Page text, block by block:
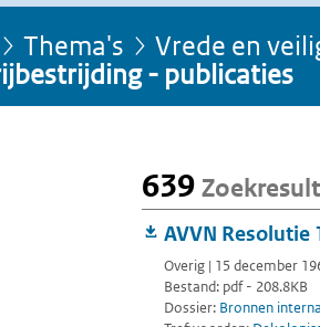
Thema's
Vrede en
- publicaties
639
AVVN Resolutie
Overig | 15 december
Bestand: pdf - 208.8KB
Dossier: Bronnen